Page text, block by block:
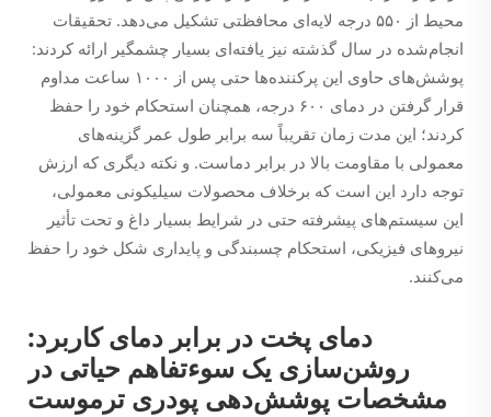
محیط از ۵۵۰ درجه لایه‌ای محافظتی تشکیل می‌دهد. تحقیقات
انجام‌شده در سال گذشته نیز یافته‌ای بسیار چشمگیر ارائه کردند:
پوشش‌های حاوی این پرکننده‌ها حتی پس از ۱۰۰۰ ساعت مداوم
قرار گرفتن در دمای ۶۰۰ درجه، همچنان استحکام خود را حفظ
کردند؛ این مدت زمان تقریباً سه برابر طول عمر گزینه‌های
معمولی با مقاومت بالا در برابر دماست. و نکته دیگری که ارزش
توجه دارد این است که برخلاف محصولات سیلیکونی معمولی،
این سیستم‌های پیشرفته حتی در شرایط بسیار داغ و تحت تأثیر
نیروهای فیزیکی، استحکام چسبندگی و پایداری شکل خود را حفظ
می‌کنند.
دمای پخت در برابر دمای کاربرد:
روشن‌سازی یک سوءتفاهم حیاتی در
مشخصات پوشش‌دهی پودری ترموست